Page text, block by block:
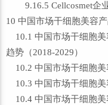
9.16.5 Cellcosmet企
10 中国市场干细胞美容
10.1 中国市场干细胞美
趋势（2018-2029）
10.2 中国市场干细胞美
10.3 中国市场干细胞美
10.4 中国市场干细胞美